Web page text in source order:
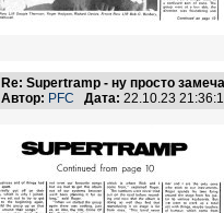
Re: Supertramp - ну просто
Автор: PFC Дата: 22.10.23